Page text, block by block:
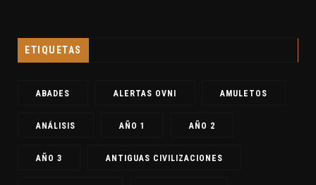
ETIQUETAS
ABADES ALERTAS OVNI AMULETOS
ANÁLISIS AÑO 1 AÑO 2
AÑO 3 ANTIGUAS CIVILIZACIONES